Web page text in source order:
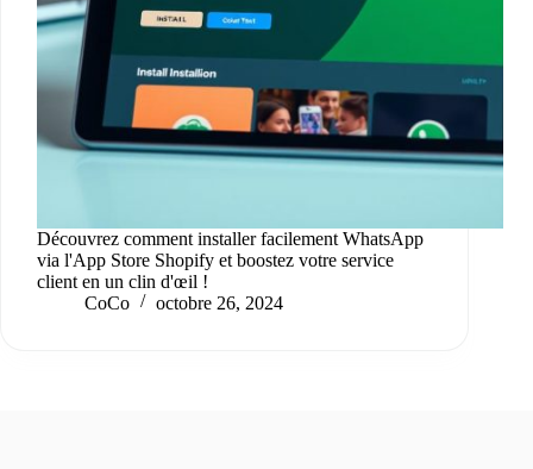
Découvrez comment installer facilement WhatsApp
via l'App Store Shopify et boostez votre service
client en un clin d'œil !
CoCo
octobre 26, 2024